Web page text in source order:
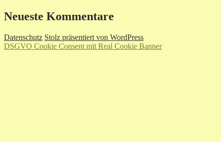
Neueste Kommentare
Datenschutz Stolz präsentiert von WordPress
DSGVO Cookie Consent mit Real Cookie Banner